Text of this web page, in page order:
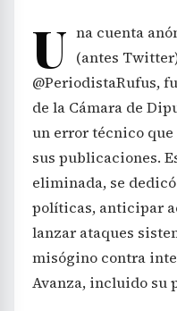
U na cuenta
(antes
@PeriodistaRufus,
de la Cámara de
un error técnico
sus publicaciones.
eliminada, se
políticas, anticipar
lanzar ataques
misógino contra
Avanza, incluido su